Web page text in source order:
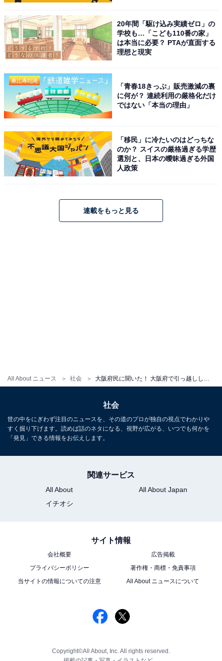
All About ニュース 社会 大阪府民に聞いた！ 大阪府で引っ越ししたい街ランキング 2位「堺市」、1位に輝いたのは!?
20年間「駆け込み実績ゼロ」の
学校も…「こども110番の家」
は本当に必要？ PTAが直面する
理想と現実
「青春18きっぷ」販売激減の裏
に何が？ 連続利用の厳格化だけ
ではない「本当の理由」
「移民」に冷たいのはどっちな
のか？ スイスの厳格過ぎる学歴
選別と、日本の曖昧過ぎる外国
人政策
連載をもっと見る
社会
世の中をにぎわず注目のニュースを、その道のプロが独自の視点でわかりや
すく掘り下げます。読めば話のネタになる、視野が広がる、いつでも何かを
「発見」できる情報をお伝えします。
関連サービス
All About
All About Japan
イチオシ
サイト情報
会社概要
広告掲載
プライバシーポリシー
著作権・商標・免責事項
当サイトの情報についての注意
All About ニュースについて
Copyright©All About, Inc. All rights reserved.